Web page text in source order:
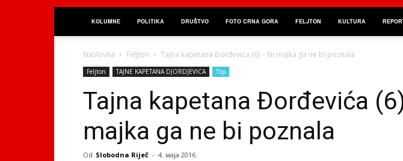
KOLUMNE POLITIKA DRUŠTVO FOTO CRNA GORA FELJTON KULTURA
Naslovna Feljton Tajna kapetana Đorđevića (6) – Ni majka ga ne bi poznala
Feljton TAJNE KAPETANA DJORDJEVICA Top
Tajna kapetana Đorđevića
majka ga ne bi poznala
Od Slobodna Riječ - 4. маја 2016.